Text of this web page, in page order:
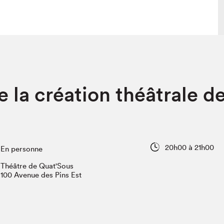
Traiteur
des
À propos
la création théâtrale
En personne
20h00 à 21h00
Théâtre de Quat'Sous
100 Avenue des Pins Est